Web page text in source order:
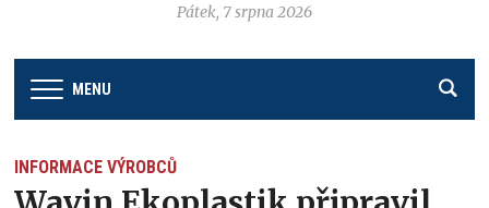
Pátek, 7 srpna 2026
MENU
INFORMACE VÝROBCŮ